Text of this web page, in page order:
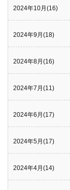
2024年10月(16)
2024年9月(18)
2024年8月(16)
2024年7月(11)
2024年6月(17)
2024年5月(17)
2024年4月(14)